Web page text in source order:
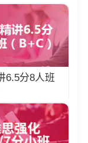
6.5分8人班